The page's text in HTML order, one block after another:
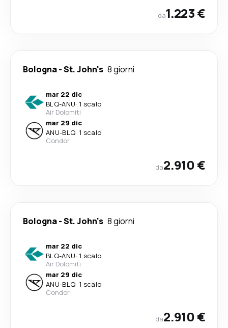
da1.223 €
Bologna-St. John's 8 giorni
mar 22 dic
BLQ-ANU· 1 scalo
Air Dolomiti
mar 29 dic
ANU-BLQ· 1 scalo
Condor
da2.910 €
Bologna-St. John's 8 giorni
mar 22 dic
BLQ-ANU· 1 scalo
Air Dolomiti
mar 29 dic
ANU-BLQ· 1 scalo
Condor
da2.910 €